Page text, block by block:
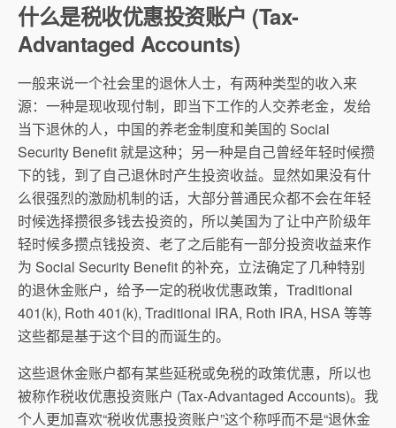
什么是税收优惠投资账户 (Tax-
Advantaged Accounts)
一般来说一个社会里的退休人士，有两种类型的收入来
源：一种是现收现付制，即当下工作的人交养老金，发给
当下退休的人，中国的养老金制度和美国的 Social
Security Benefit 就是这种；另一种是自己曾经年轻时候攒
下的钱，到了自己退休时产生投资收益。显然如果没有什
么很强烈的激励机制的话，大部分普通民众都不会在年轻
时候选择攒很多钱去投资的，所以美国为了让中产阶级年
轻时候多攒点钱投资、老了之后能有一部分投资收益来作
为 Social Security Benefit 的补充，立法确定了几种特别
的退休金账户，给予一定的税收优惠政策，Traditional
401(k), Roth 401(k), Traditional IRA, Roth IRA, HSA 等等
这些都是基于这个目的而诞生的。
这些退休金账户都有某些延税或免税的政策优惠，所以也
被称作税收优惠投资账户 (Tax-Advantaged Accounts)。我
个人更加喜欢“税收优惠投资账户”这个称呼而不是“退休金